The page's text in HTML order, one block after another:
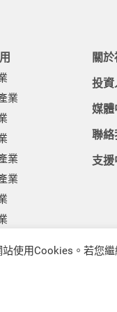
業
業
業
關
投資
媒體
聯絡
支
使用Cookies。若您繼